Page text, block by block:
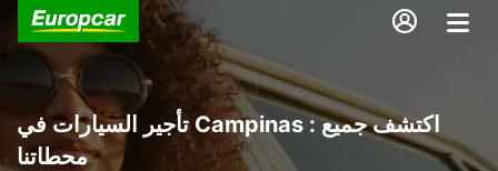
تأجير السيارات في Campinas : اكتشف جميع
محطاتنا